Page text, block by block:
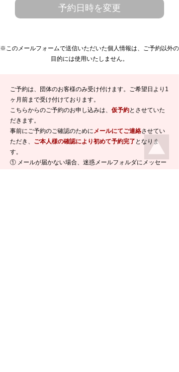
予約日時を変更
※このメールフォームで送信いただいた個人情報は、ご予約以外の
目的には使用いたしません。
ご予約は、団体のお客様のみ受け付けます。ご希望日より1
ヶ月前まで受け付けております。
こちらからのご予約のお申し込みは、 仮予約とさせていた
だきます。
事前にご予約のご確認のためにメールにてご連絡させてい
ただき、 ご本人様の確認により初めて予約完了 となりま
す。
① メールが届かない場合、迷惑メールフォルダにメッセー